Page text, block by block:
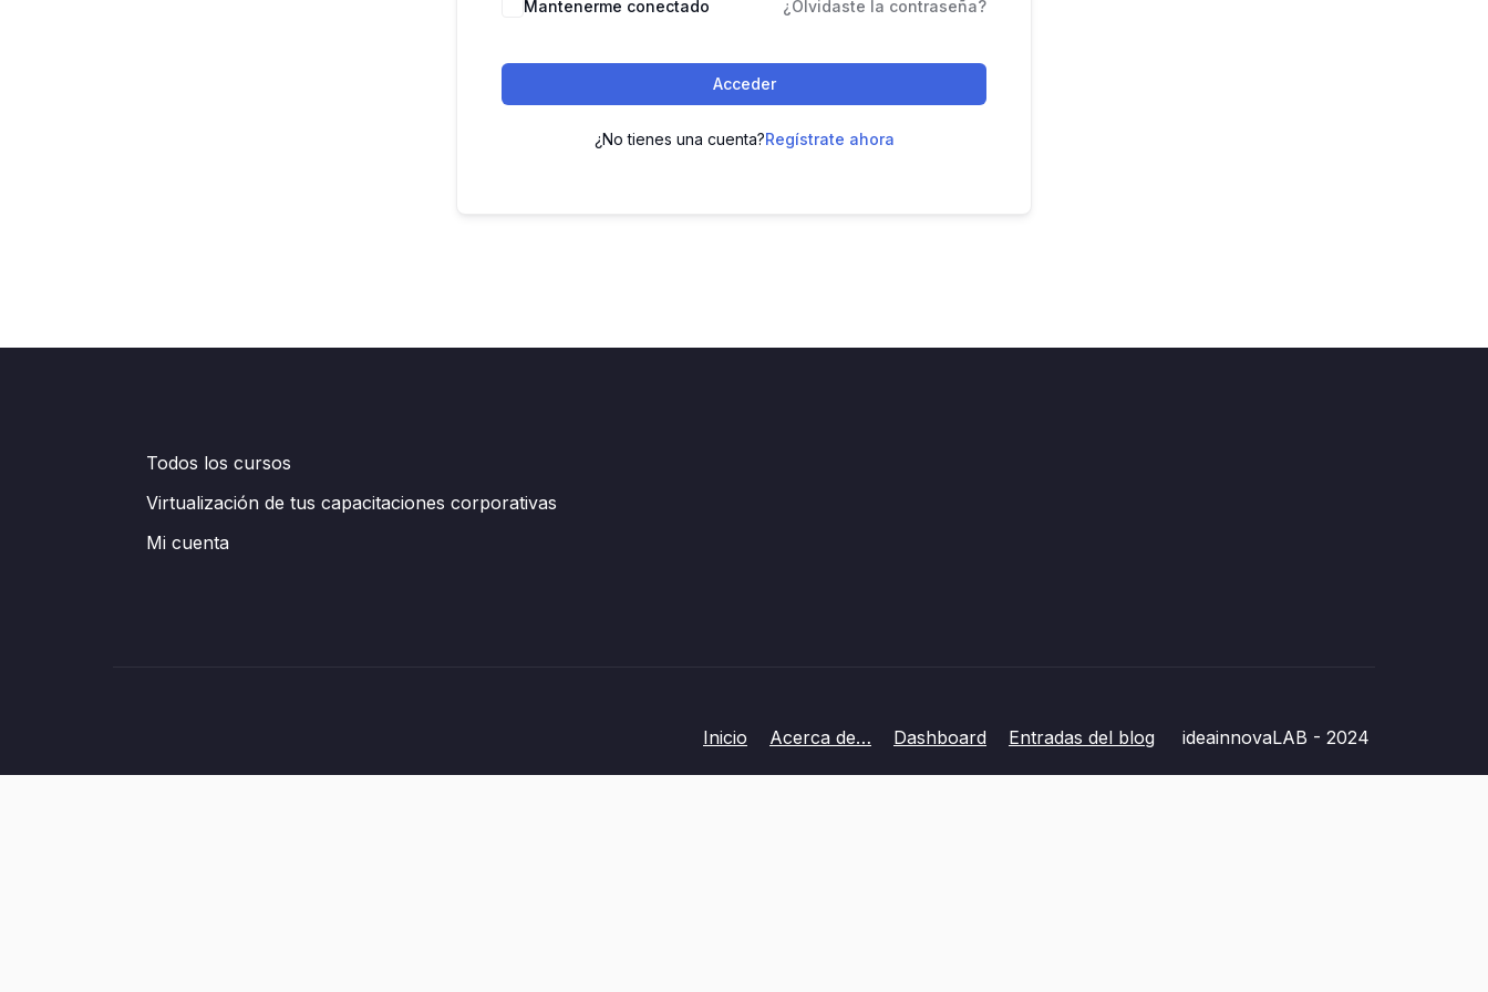
Mantenerme conectado ¿Olvidaste la contraseña?
Acceder
¿No tienes una cuenta?Regístrate ahora
Todos los cursos
Virtualización de tus capacitaciones corporativas
Mi cuenta
Inicio Acerca de… Dashboard Entradas del blog ideainnovaLAB - 2024